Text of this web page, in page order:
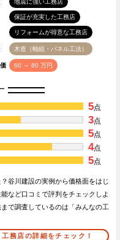
地震に強い工務店
保証が充実した工務店
リフォームが得意な工務店
木造（軸組・パネル工法）
60 ～ 80 万円
5点
3点
5点
4点
5点
谷川建設の実例から価格面をはじ
など口コミで評判をチェックしよ
で調査しているのは「みんなの工
工務店の詳細をチェック！